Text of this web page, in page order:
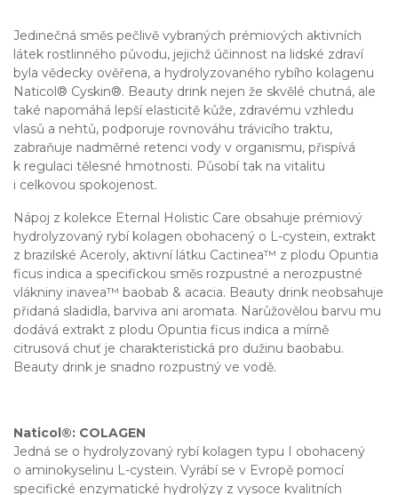
Jedinečná směs pečlivě vybraných prémiových aktivních
látek rostlinného původu, jejichž účinnost na lidské zdraví
byla vědecky ověřena, a hydrolyzovaného rybího kolagenu
Naticol® Cyskin®. Beauty drink nejen že skvělé chutná, ale
také napomáhá lepší elasticitě kůže, zdravému vzhledu
vlasů a nehtů, podporuje rovnováhu trávicího traktu,
zabraňuje nadměrné retenci vody v organismu, přispívá
k regulaci tělesné hmotnosti. Působí tak na vitalitu
i celkovou spokojenost.
Nápoj z kolekce Eternal Holistic Care obsahuje prémiový
hydrolyzovaný rybí kolagen obohacený o L-cystein, extrakt
z brazilské Aceroly, aktivní látku Cactinea™ z plodu Opuntia
ficus indica a specifickou směs rozpustné a nerozpustné
vlákniny inavea™ baobab & acacia. Beauty drink neobsahuje
přidaná sladidla, barviva ani aromata. Narůžovělou barvu mu
dodává extrakt z plodu Opuntia ficus indica a mírně
citrusová chuť je charakteristická pro dužinu baobabu.
Beauty drink je snadno rozpustný ve vodě.
Naticol®: COLAGEN
Jedná se o hydrolyzovaný rybí kolagen typu I obohacený
o aminokyselinu L-cystein. Vyrábí se v Evropě pomocí
specifické enzymatické hydrolýzy z vysoce kvalitních